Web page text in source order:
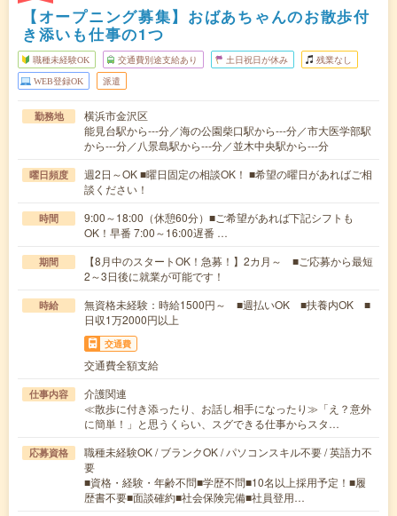
【オープニング募集】おばあちゃんのお散歩付
き添いも仕事の1つ
職種未経験OK 交通費別途支給あり 土日祝日が休み 残業なし
WEB登録OK 派遣
勤務地
横浜市金沢区
能見台駅から---分／海の公園柴口駅から---分／市大医学部駅
から---分／八景島駅から---分／並木中央駅から---分
曜日頻度
週2日～OK ■曜日固定の相談OK！ ■希望の曜日があればご相
談ください！
時間
9:00～18:00（休憩60分）■ご希望があれば下記シフトも
OK！早番 7:00～16:00遅番 …
期間
【8月中のスタートOK！急募！】2カ月～ ■ご応募から最短
2～3日後に就業が可能です！
時給
無資格未経験：時給1500円～ ■週払いOK ■扶養内OK ■
日収1万2000円以上
交通費
交通費全額支給
仕事内容
介護関連
≪散歩に付き添ったり、お話し相手になったり≫「え？意外
に簡単！」と思うくらい、スグできる仕事からスタ…
応募資格
職種未経験OK / ブランクOK / パソコンスキル不要 / 英語力不
要
■資格・経験・年齢不問■学歴不問■10名以上採用予定！■履
歴書不要■面談確約■社会保険完備■社員登用…